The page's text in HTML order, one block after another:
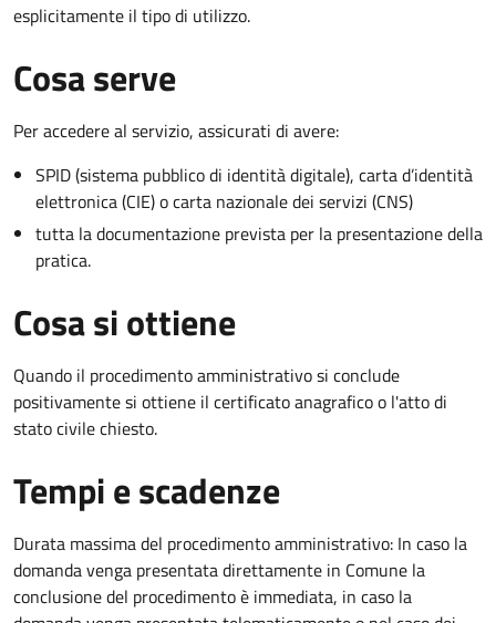
esplicitamente il tipo di utilizzo.
Cosa serve
Per accedere al servizio, assicurati di avere:
SPID (sistema pubblico di identità digitale), carta d’identità
elettronica (CIE) o carta nazionale dei servizi (CNS)
tutta la documentazione prevista per la presentazione della
pratica.
Cosa si ottiene
Quando il procedimento amministrativo si conclude
positivamente si ottiene il certificato anagrafico o l'atto di
stato civile chiesto.
Tempi e scadenze
Durata massima del procedimento amministrativo: In caso la
domanda venga presentata direttamente in Comune la
conclusione del procedimento è immediata, in caso la